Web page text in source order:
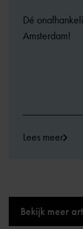
Dé
Amsterdam!
Lees meer
Bekijk meer